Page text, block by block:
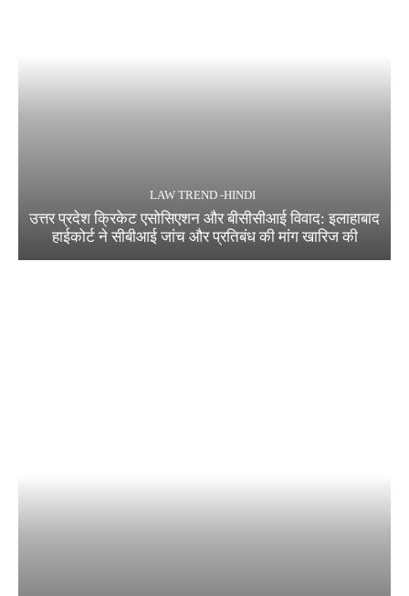
LAW TREND -HINDI
उत्तर प्रदेश क्रिकेट एसोसिएशन और बीसीसीआई विवाद: इलाहाबाद
हाईकोर्ट ने सीबीआई जांच और प्रतिबंध की मांग खारिज की